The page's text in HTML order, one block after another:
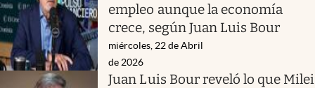
empleo aunque la economía
crece, según Juan Luis Bour
miércoles, 22 de Abril
de 2026
Juan Luis Bour reveló lo que Milei